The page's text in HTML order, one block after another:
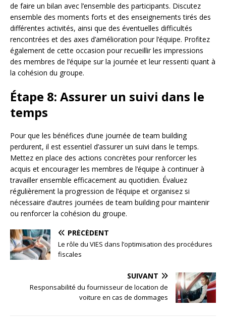
de faire un bilan avec l’ensemble des participants. Discutez
ensemble des moments forts et des enseignements tirés des
différentes activités, ainsi que des éventuelles difficultés
rencontrées et des axes d’amélioration pour l’équipe. Profitez
également de cette occasion pour recueillir les impressions
des membres de l’équipe sur la journée et leur ressenti quant à
la cohésion du groupe.
Étape 8: Assurer un suivi dans le
temps
Pour que les bénéfices d’une journée de team building
perdurent, il est essentiel d’assurer un suivi dans le temps.
Mettez en place des actions concrètes pour renforcer les
acquis et encourager les membres de l’équipe à continuer à
travailler ensemble efficacement au quotidien. Évaluez
régulièrement la progression de l’équipe et organisez si
nécessaire d’autres journées de team building pour maintenir
ou renforcer la cohésion du groupe.
PRÉCÉDENT
Le rôle du VIES dans l’optimisation des procédures
fiscales
SUIVANT
Responsabilité du fournisseur de location de
voiture en cas de dommages